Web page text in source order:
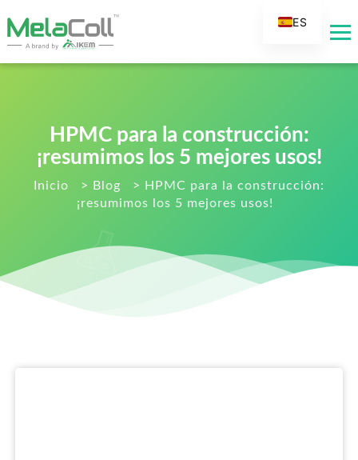
HPMC para la construcción:
¡resumimos los 5 mejores usos!
Inicio > Blog >
HPMC para la construcción:
¡resumimos los 5 mejores usos!
ES
FR
RU
IT
NL